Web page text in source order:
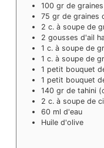
100 gr de
75 gr de graines
2 c. à soupe de
2 gousses d'ail
1 c. à soupe de
1 c. à soupe de
1 petit bouquet
1 petit bouquet
140 gr de tahini
2 c. à soupe de
60 ml d'eau
Huile d'olive